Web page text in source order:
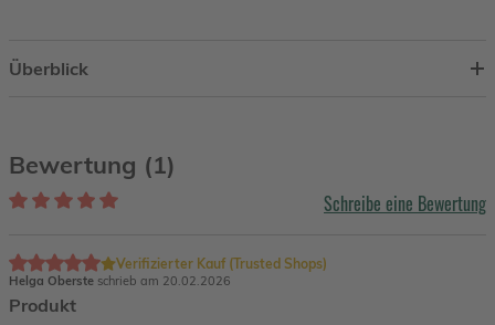
Überblick
Bewertung (1)
Schreibe eine Bewertung
Helga Oberste schrieb am 20.02.2026
Verifizierter Kauf (Trusted Shops)
Produkt